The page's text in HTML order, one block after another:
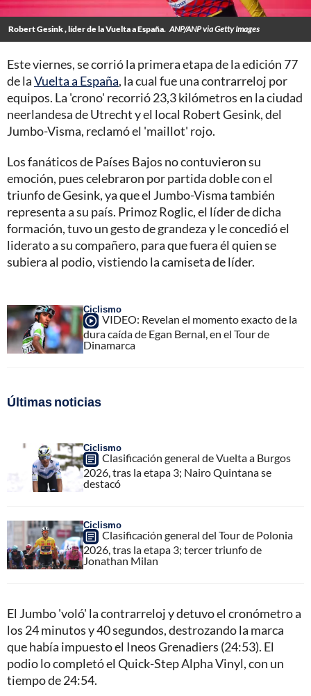
Robert Gesink , líder de la Vuelta a España. ANP/ANP via Getty Images
Este viernes, se corrió la primera etapa de la edición 77
de laVuelta a España, la cual fue una contrarreloj por
equipos. La 'crono' recorrió 23,3 kilómetros en la ciudad
neerlandesa de Utrecht y el local Robert Gesink, del
Jumbo-Visma, reclamó el 'maillot' rojo.
Los fanáticos de Países Bajos no contuvieron su
emoción, pues celebraron por partida doble con el
triunfo de Gesink, ya que el Jumbo-Visma también
representa a su país. Primoz Roglic, el líder de dicha
formación, tuvo un gesto de grandeza y le concedió el
liderato a su compañero, para que fuera él quien se
subiera al podio, vistiendo la camiseta de líder.
Ciclismo
VIDEO: Revelan el momento exacto de la
dura caída de Egan Bernal, en el Tour de
Dinamarca
Últimas noticias
Ciclismo
Clasificación general de Vuelta a Burgos
2026, tras la etapa 3; Nairo Quintana se
destacó
Ciclismo
Clasificación general del Tour de Polonia
2026, tras la etapa 3; tercer triunfo de
Jonathan Milan
El Jumbo 'voló' la contrarreloj y detuvo el cronómetro a
los 24 minutos y 40 segundos, destrozando la marca
que había impuesto el Ineos Grenadiers (24:53). El
podio lo completó el Quick-Step Alpha Vinyl, con un
tiempo de 24:54.